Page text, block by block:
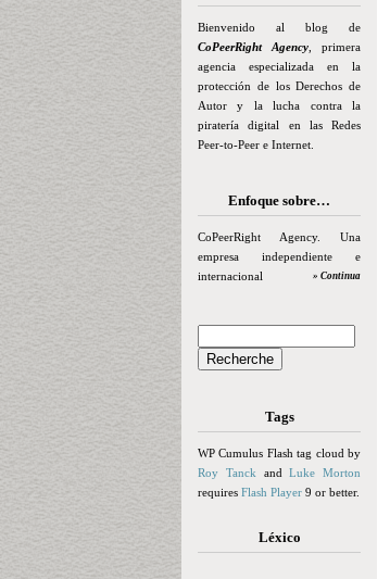
Bienvenido al blog de
CoPeerRight Agency , primera
agencia especializada en la
protección de los Derechos de
Autor y la lucha contra la
piratería digital en las Redes
Peer-to-Peer e Internet.
Enfoque sobre…
CoPeerRight Agency. Una
empresa independiente e
internacional
» Continua
Tags
WP Cumulus Flash tag cloud by
Roy Tanck andLuke Morton
requires Flash Player 9 or better.
Léxico